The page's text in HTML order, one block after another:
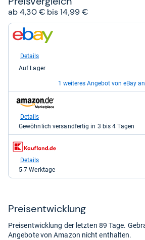
ab 4,30 € bis 14,99 €
zum
Shop:
eBay
4,30
Details
Auf Lager
1 weiteres Angebot von eBay
zum
Shop:
eBay
kaufen.
Details
Auf Lager
zum
Shop:
Amazon.de
kaufen.
Details
Gewöhnlich versandfertig in 3 bis 4 Tagen
zum
Shop:
Kaufland
Details
5-7 Werktage
Preis­ent­wick­lung
Preisentwicklung der letzten 89 Tage.
Angebote von Amazon nicht enthalten.